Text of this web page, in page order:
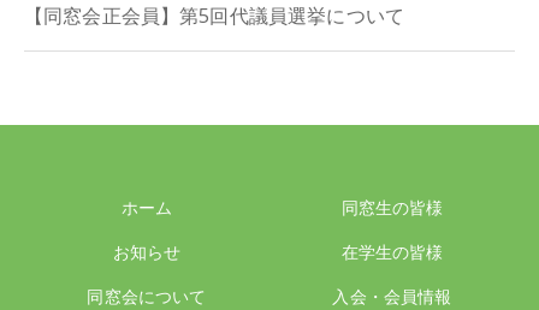
【同窓会正会員】第5回代議員選挙について
ホーム
お知らせ
同窓会について
同窓生の皆様
在学生の皆様
入会・会員情報